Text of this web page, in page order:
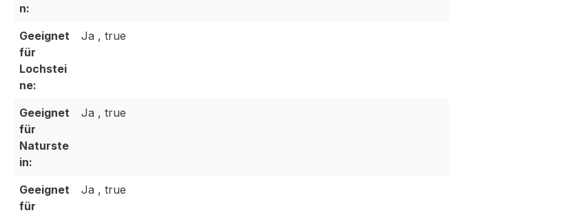
n:
Geeignet
für
Lochstei
ne:
Ja , true
Geeignet
für
Naturste
in:
Ja , true
Geeignet
für
Ja , true